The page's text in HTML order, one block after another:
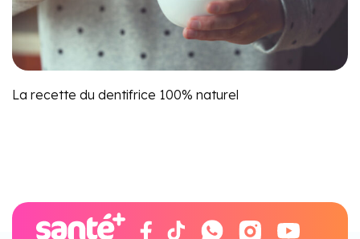
La recette du dentifrice 100% naturel